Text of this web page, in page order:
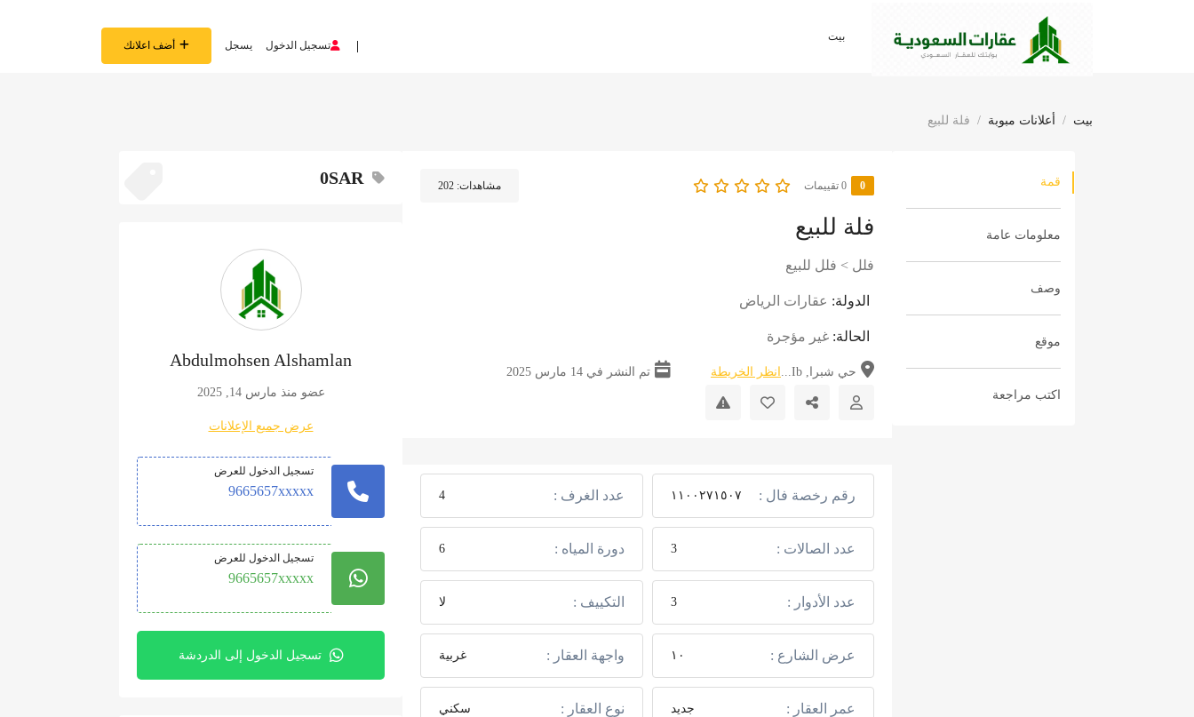
بيت
تسجيل الدخول يسجل أضف اعلانك
بيت أعلانات مبوبة فلة للبيع
قمة
معلومات عامة
وصف
موقع
اكتب مراجعة
0 ‫0 تقييمات مشاهدات: 202
فلة للبيع
فلل > فلل للبيع
الدولة: عقارات الرياض
الحالة: غير مؤجرة
حي شبرا, Ib... انظر الخريطة تم النشر في 14 مارس 2025
رقم رخصة فال : ١١٠٠٢٧١٥٠٧ عدد الغرف : 4
عدد الصالات : 3 دورة المياه : 6
عدد الأدوار : 3 التكييف : لا
عرض الشارع : ١٠ واجهة العقار : غربية
عمر العقار : جديد نوع العقار : سكني
0SAR
Abdulmohsen Alshamlan
عضو منذ مارس 14, 2025
عرض جميع الإعلانات
تسجيل الدخول للعرض
9665657xxxxx
تسجيل الدخول للعرض
9665657xxxxx
تسجيل الدخول إلى الدردشة